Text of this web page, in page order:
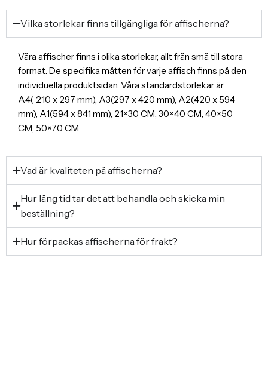
Vilka storlekar finns tillgängliga för affischerna?
Våra affischer finns i olika storlekar, allt från små till stora
format. De specifika måtten för varje affisch finns på den
individuella produktsidan. Våra standardstorlekar är
A4( 210 x 297 mm), A3(297 x 420 mm), A2(420 x 594
mm), A1(594 x 841 mm), 21×30 CM, 30×40 CM, 40×50
CM, 50×70 CM
Vad är kvaliteten på affischerna?
Hur lång tid tar det att behandla och skicka min
beställning?
Hur förpackas affischerna för frakt?